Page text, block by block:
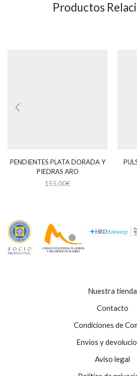
Productos
PENDIENTES PLATA DORADA Y
PIEDRAS ARO
155,00€
Nuestra tienda
Contacto
Condiciones de
Envíos y
Aviso legal